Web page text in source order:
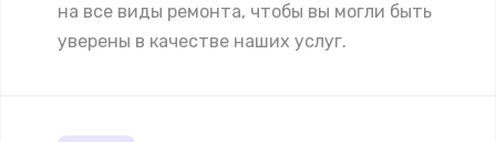
на все виды ремонта, чтобы вы могли быть
уверены в качестве наших услуг.